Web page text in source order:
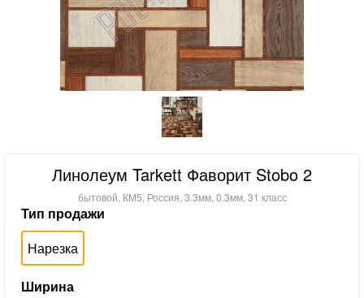
Линолеум Tarkett Фаворит Stobo 2
бытовой, КМ5, Россия, 3.3мм, 0.3мм, 31 класс
Тип продажи
Нарезка
Ширина